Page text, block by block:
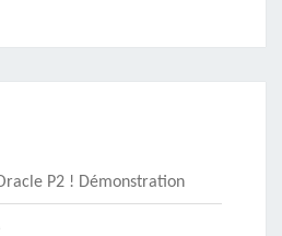
P2 ! Démonstration